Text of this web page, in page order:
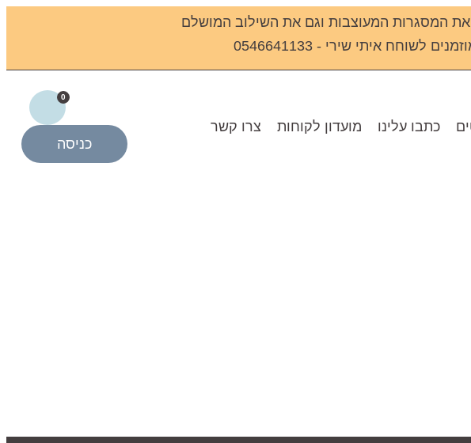
המסגרות המעוצבות וגם את השילוב המושלם
איתי שירי - 0546641133
כתבו עלינו מועדון לקוחות צרו קשר
0
כניסה